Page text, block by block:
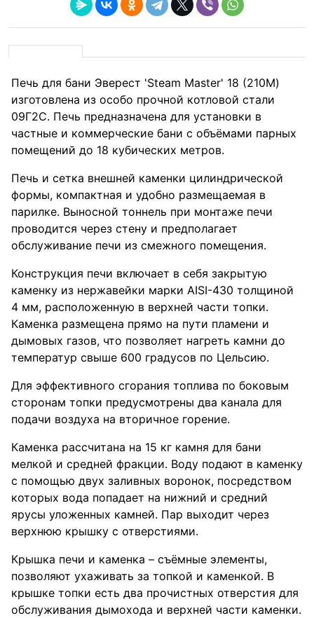
Печь для бани Эверест 'Steam Master' 18 (210М)
изготовлена из особо прочной котловой стали
09Г2С. Печь предназначена для установки в
частные и коммерческие бани с объёмами парных
помещений до 18 кубических метров.
Печь и сетка внешней каменки цилиндрической
формы, компактная и удобно размещаемая в
парилке. Выносной тоннель при монтаже печи
проводится через стену и предполагает
обслуживание печи из смежного помещения.
Конструкция печи включает в себя закрытую
каменку из нержавейки марки AISI-430 толщиной
4 мм, расположенную в верхней части топки.
Каменка размещена прямо на пути пламени и
дымовых газов, что позволяет нагреть камни до
температур свыше 600 градусов по Цельсию.
Для эффективного сгорания топлива по боковым
сторонам топки предусмотрены два канала для
подачи воздуха на вторичное горение.
Каменка рассчитана на 15 кг камня для бани
мелкой и средней фракции. Воду подают в каменку
с помощью двух заливных воронок, посредством
которых вода попадает на нижний и средний
ярусы уложенных камней. Пар выходит через
верхнюю крышку с отверстиями.
Крышка печи и каменка – съёмные элементы,
позволяют ухаживать за топкой и каменкой. В
крышке топки есть два прочистных отверстия для
обслуживания дымохода и верхней части каменки.